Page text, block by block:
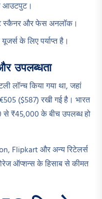
आउटपुट।
स्कैनर और फेस अनलॉक।
के लिए पर्याप्त है।
उपलब्धता
लॉन्च किया गया था, जहां
($587) रखी गई है। भारत
से ₹45,000 के बीच उपलब्ध हो
Flipkart और अन्य रिटेलर्स
ऑप्शन्स के हिसाब से कीमत